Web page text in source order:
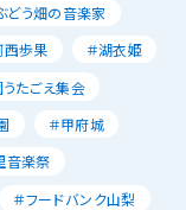
どう畑の音楽家
西歩果
＃湖衣姫
たごえ集会
＃甲府城
音楽祭
＃フードバンク山梨